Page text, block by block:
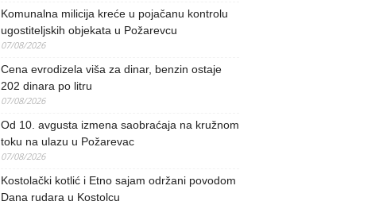
Komunalna milicija kreće u pojačanu kontrolu
ugostiteljskih objekata u Požarevcu
07/08/2026
Cena evrodizela viša za dinar, benzin ostaje
202 dinara po litru
07/08/2026
Od 10. avgusta izmena saobraćaja na kružnom
toku na ulazu u Požarevac
07/08/2026
Kostolački kotlić i Etno sajam održani povodom
Dana rudara u Kostolcu